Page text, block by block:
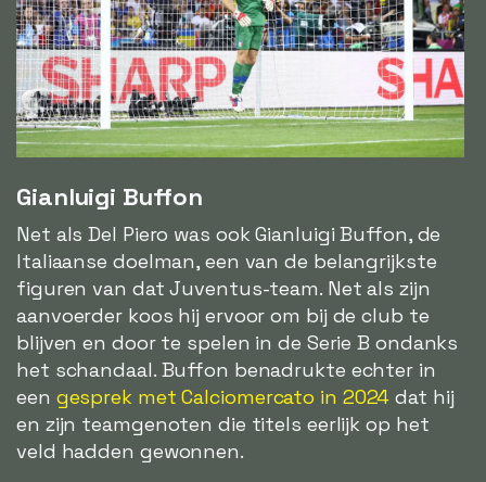
Gianluigi Buffon
Net als Del Piero was ook Gianluigi Buffon, de
Italiaanse doelman, een van de belangrijkste
figuren van dat Juventus-team. Net als zijn
aanvoerder koos hij ervoor om bij de club te
blijven en door te spelen in de Serie B ondanks
het schandaal. Buffon benadrukte echter in
een gesprek met Calciomercato in 2024 dat hij
en zijn teamgenoten die titels eerlijk op het
veld hadden gewonnen.